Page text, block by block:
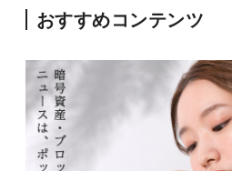
おすすめコンテンツ